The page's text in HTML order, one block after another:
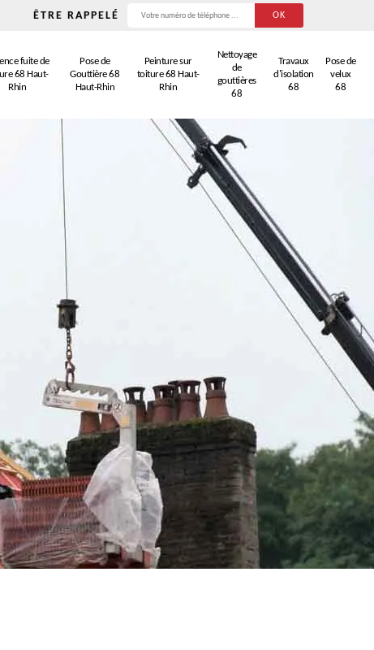
ÊTRE RAPPELÉ
fuite de
68 Haut-
Rhin
Pose de
Gouttière 68
Haut-Rhin
Peinture sur
toiture 68 Haut-
Rhin
Nettoyage
de
gouttières
68
Travaux
d'isolation
68
Pose de
velux
68